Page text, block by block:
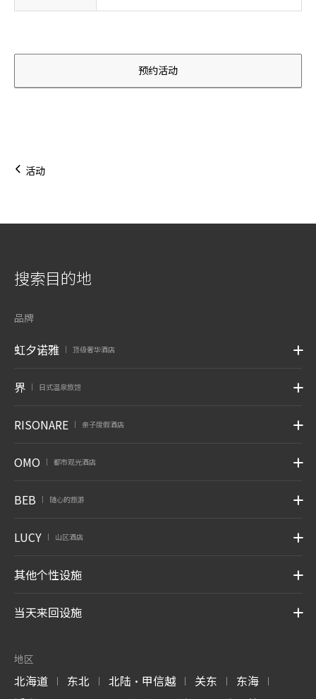
预约活动
活动
搜索目的地
品牌
虹夕诺雅 顶级奢华酒店
界 日式温泉旅馆
RISONARE 亲子度假酒店
OMO 都市观光酒店
BEB 随心的旅游
LUCY 山区酒店
其他个性设施
当天来回设施
地区
北海道 | 东北 | 北陆・甲信越 | 关东 | 东海 |